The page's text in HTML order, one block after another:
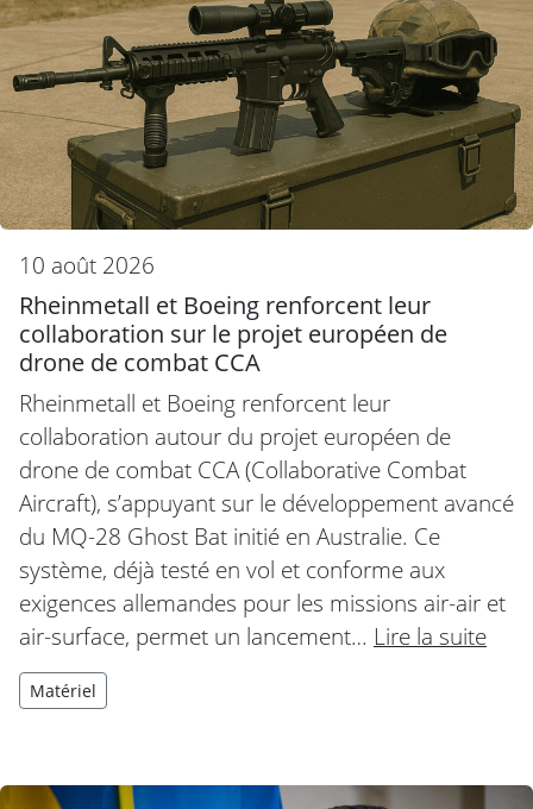
10 août 2026
Rheinmetall et Boeing renforcent leur
collaboration sur le projet européen de
drone de combat CCA
Rheinmetall et Boeing renforcent leur
collaboration autour du projet européen de
drone de combat CCA (Collaborative Combat
Aircraft), s’appuyant sur le développement avancé
du MQ-28 Ghost Bat initié en Australie. Ce
système, déjà testé en vol et conforme aux
exigences allemandes pour les missions air-air et
air-surface, permet un lancement… Lire la suite
Matériel